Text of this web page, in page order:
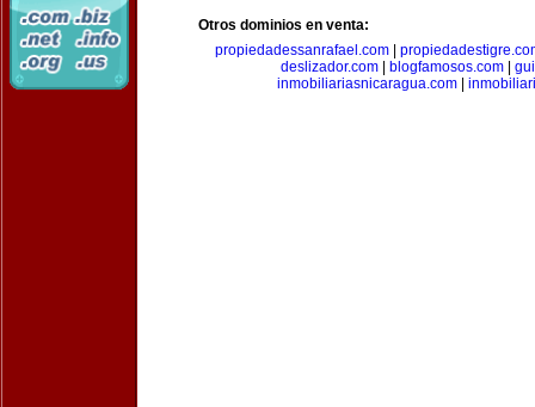
Otros dominios en venta:
propiedadessanrafael.com
deslizador.com| blogfamosos.com|
inmobiliariasnicaragua.com